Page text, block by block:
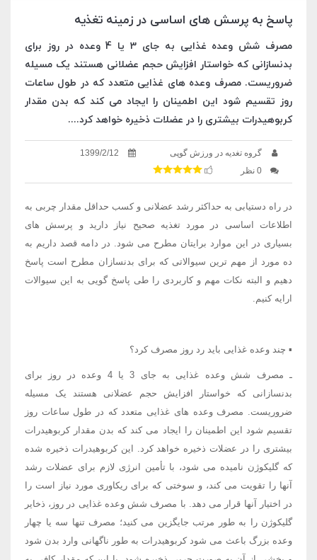
پاسخ به پرسش های اساسی در زمینه تغذیه
مصرف شش وعده غذایی به جای 3 یا 4 وعده در روز برای
بدنسازانی که خواستار افزایش حجم عضلانی هستند یک مسیله
ضروریست. مصرف وعده های غذایی متعدد که در طول ساعات
روز تقسیم شود این اطمینان را ایجاد می کند که بدن مقدار
کربوهیدرات بیشتری را در عضلات ذخیره خواهد کرد....
گروه تغدیه در ورزش گوپی
1399/2/12
0 نظر
در راه دستیابی به حداکثر رشد عضلانی و کسب حداقل مقدار چربی به
اطلاعات اساسی در مورد تغذیه صحیح نیاز دارید و پرسش های
بسیاری در این موارد برایتان مطرح می شود. در دامه قصد داریم به
ده مورد از مهم ترین سیوالاتی که برای بدنسازان مطرح است پاسخ
دهیم و البته نکات مهم و کاربردی را طی پاسخ گویی به این سیوالات
ارایه کنیم.
▪ چند وعده غذایی باید رد روز مصرف کرد؟
ـ مصرف شش وعده غذایی به جای 3 یا 4 وعده در روز برای
بدنسازانی که خواستار افزایش حجم عضلانی هستند یک مسیله
ضروریست. مصرف وعده های غذایی متعدد که در طول ساعات روز
تقسیم شود این اطمینان را ایجاد می کند که بدن مقدار کربوهیدرات
بیشتری را در عضلات ذخیره خواهد کرد. این کربوهیدرات ذخیره شده
که گلیکوژن نامیده می شود، با تأمین انرژی لازم برای عضلات رشد
آنها را تقویت می کند، و سوختی که برای ریکاوری مورد نیاز است را
در اختیار آنها قرار می دهد. با مصرف شش وعده غذایی در روز، ذخایر
گلیکوژن را به طور مرتب جایگزین می کنید؛ مصرف تنها سه یا چهار
وعده بزرگ باعث می شود کربوهیدرات به طور ناگهانی وارد بدن شود